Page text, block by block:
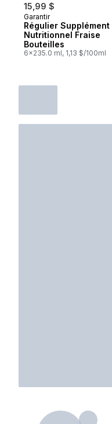
15,99 $
Sponsorisé
Garantir
Régulier Supplément
Nutritionnel Fraise
Bouteilles
6x235.0 ml, 1,13 $/100ml